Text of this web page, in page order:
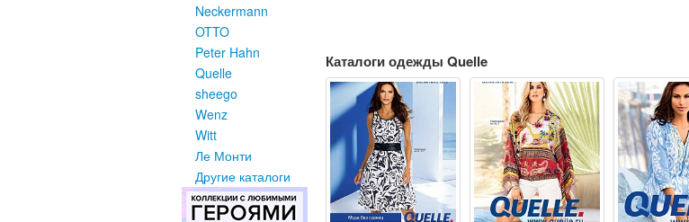
Neckermann
OTTO
Peter Hahn
Quelle
sheego
Wenz
Witt
Ле Монти
Другие каталоги
Каталоги одежды Quelle